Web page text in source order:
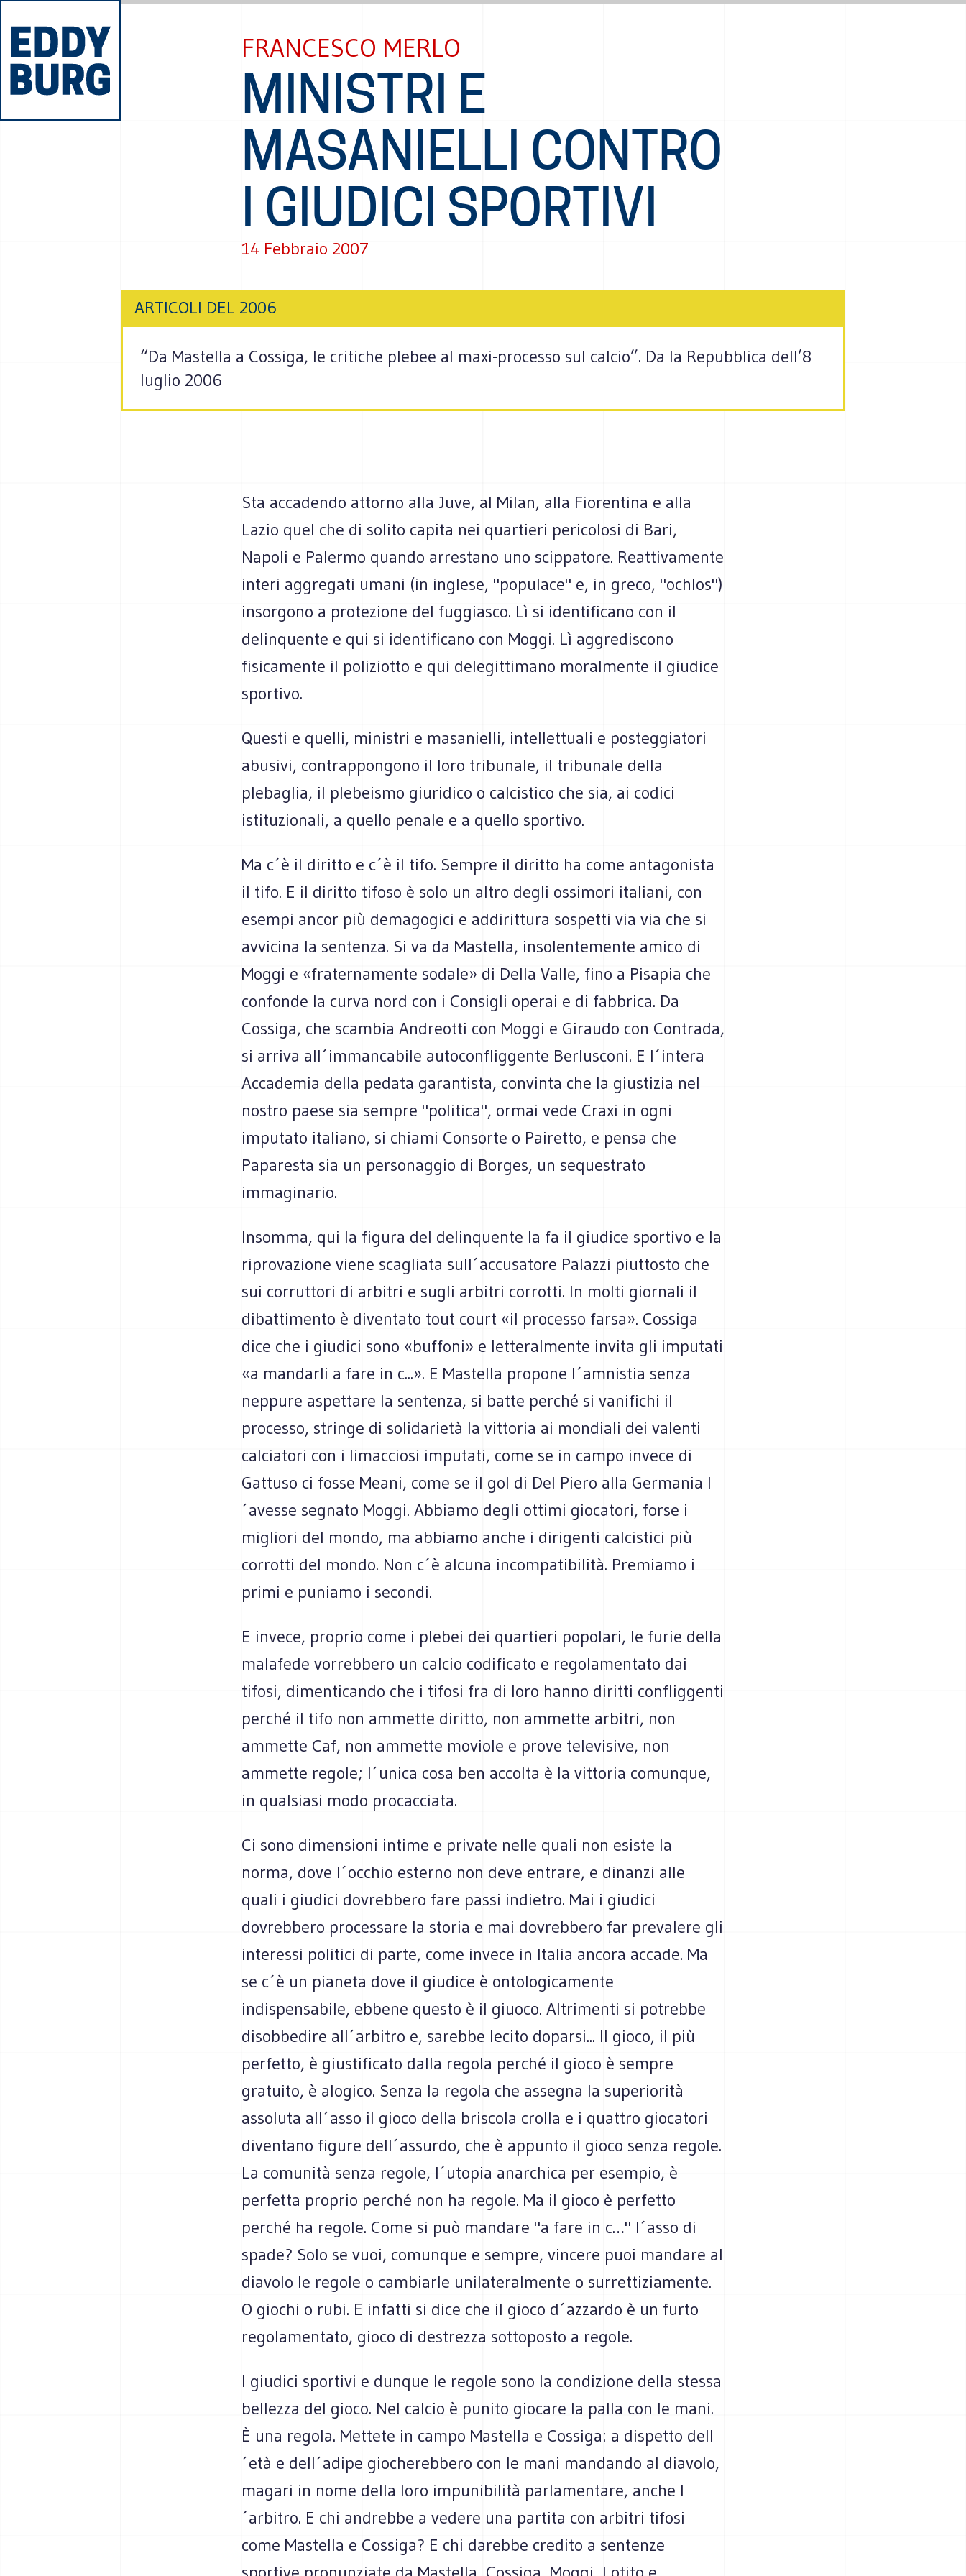
FRANCESCO MERLO
MINISTRI E
MASANIELLI CONTRO
I GIUDICI SPORTIVI
14 Febbraio 2007
ARTICOLI DEL 2006
“Da Mastella a Cossiga, le critiche plebee al maxi-processo sul calcio”. Da la Repubblica dell’8
luglio 2006
Sta accadendo attorno alla Juve, al Milan, alla Fiorentina e alla
Lazio quel che di solito capita nei quartieri pericolosi di Bari,
Napoli e Palermo quando arrestano uno scippatore. Reattivamente
interi aggregati umani (in inglese, "populace" e, in greco, "ochlos")
insorgono a protezione del fuggiasco. Lì si identificano con il
delinquente e qui si identificano con Moggi. Lì aggrediscono
fisicamente il poliziotto e qui delegittimano moralmente il giudice
sportivo.
Questi e quelli, ministri e masanielli, intellettuali e posteggiatori
abusivi, contrappongono il loro tribunale, il tribunale della
plebaglia, il plebeismo giuridico o calcistico che sia, ai codici
istituzionali, a quello penale e a quello sportivo.
Ma c´è il diritto e c´è il tifo. Sempre il diritto ha come antagonista
il tifo. E il diritto tifoso è solo un altro degli ossimori italiani, con
esempi ancor più demagogici e addirittura sospetti via via che si
avvicina la sentenza. Si va da Mastella, insolentemente amico di
Moggi e «fraternamente sodale» di Della Valle, fino a Pisapia che
confonde la curva nord con i Consigli operai e di fabbrica. Da
Cossiga, che scambia Andreotti con Moggi e Giraudo con Contrada,
si arriva all´immancabile autoconfliggente Berlusconi. E l´intera
Accademia della pedata garantista, convinta che la giustizia nel
nostro paese sia sempre "politica", ormai vede Craxi in ogni
imputato italiano, si chiami Consorte o Pairetto, e pensa che
Paparesta sia un personaggio di Borges, un sequestrato
immaginario.
Insomma, qui la figura del delinquente la fa il giudice sportivo e la
riprovazione viene scagliata sull´accusatore Palazzi piuttosto che
sui corruttori di arbitri e sugli arbitri corrotti. In molti giornali il
dibattimento è diventato tout court «il processo farsa». Cossiga
dice che i giudici sono «buffoni» e letteralmente invita gli imputati
«a mandarli a fare in c...». E Mastella propone l´amnistia senza
neppure aspettare la sentenza, si batte perché si vanifichi il
processo, stringe di solidarietà la vittoria ai mondiali dei valenti
calciatori con i limacciosi imputati, come se in campo invece di
Gattuso ci fosse Meani, come se il gol di Del Piero alla Germania l
´avesse segnato Moggi. Abbiamo degli ottimi giocatori, forse i
migliori del mondo, ma abbiamo anche i dirigenti calcistici più
corrotti del mondo. Non c´è alcuna incompatibilità. Premiamo i
primi e puniamo i secondi.
E invece, proprio come i plebei dei quartieri popolari, le furie della
malafede vorrebbero un calcio codificato e regolamentato dai
tifosi, dimenticando che i tifosi fra di loro hanno diritti confliggenti
perché il tifo non ammette diritto, non ammette arbitri, non
ammette Caf, non ammette moviole e prove televisive, non
ammette regole; l´unica cosa ben accolta è la vittoria comunque,
in qualsiasi modo procacciata.
Ci sono dimensioni intime e private nelle quali non esiste la
norma, dove l´occhio esterno non deve entrare, e dinanzi alle
quali i giudici dovrebbero fare passi indietro. Mai i giudici
dovrebbero processare la storia e mai dovrebbero far prevalere gli
interessi politici di parte, come invece in Italia ancora accade. Ma
se c´è un pianeta dove il giudice è ontologicamente
indispensabile, ebbene questo è il giuoco. Altrimenti si potrebbe
disobbedire all´arbitro e, sarebbe lecito doparsi... Il gioco, il più
perfetto, è giustificato dalla regola perché il gioco è sempre
gratuito, è alogico. Senza la regola che assegna la superiorità
assoluta all´asso il gioco della briscola crolla e i quattro giocatori
diventano figure dell´assurdo, che è appunto il gioco senza regole.
La comunità senza regole, l´utopia anarchica per esempio, è
perfetta proprio perché non ha regole. Ma il gioco è perfetto
perché ha regole. Come si può mandare "a fare in c…" l´asso di
spade? Solo se vuoi, comunque e sempre, vincere puoi mandare al
diavolo le regole o cambiarle unilateralmente o surrettiziamente.
O giochi o rubi. E infatti si dice che il gioco d´azzardo è un furto
regolamentato, gioco di destrezza sottoposto a regole.
I giudici sportivi e dunque le regole sono la condizione della stessa
bellezza del gioco. Nel calcio è punito giocare la palla con le mani.
È una regola. Mettete in campo Mastella e Cossiga: a dispetto dell
´età e dell´adipe giocherebbero con le mani mandando al diavolo,
magari in nome della loro impunibilità parlamentare, anche l
´arbitro. E chi andrebbe a vedere una partita con arbitri tifosi
come Mastella e Cossiga? E chi darebbe credito a sentenze